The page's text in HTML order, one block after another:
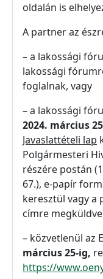
oldalán is
A partner az
– a lakossági
lakossági
foglalnak, vagy
– a lakossági
2024. március
Javaslattételi lap
Polgármesteri
részére postán
67.), e-papír
keresztül vagy a
címre
– közvetlenül az
március 25-ig,
https://